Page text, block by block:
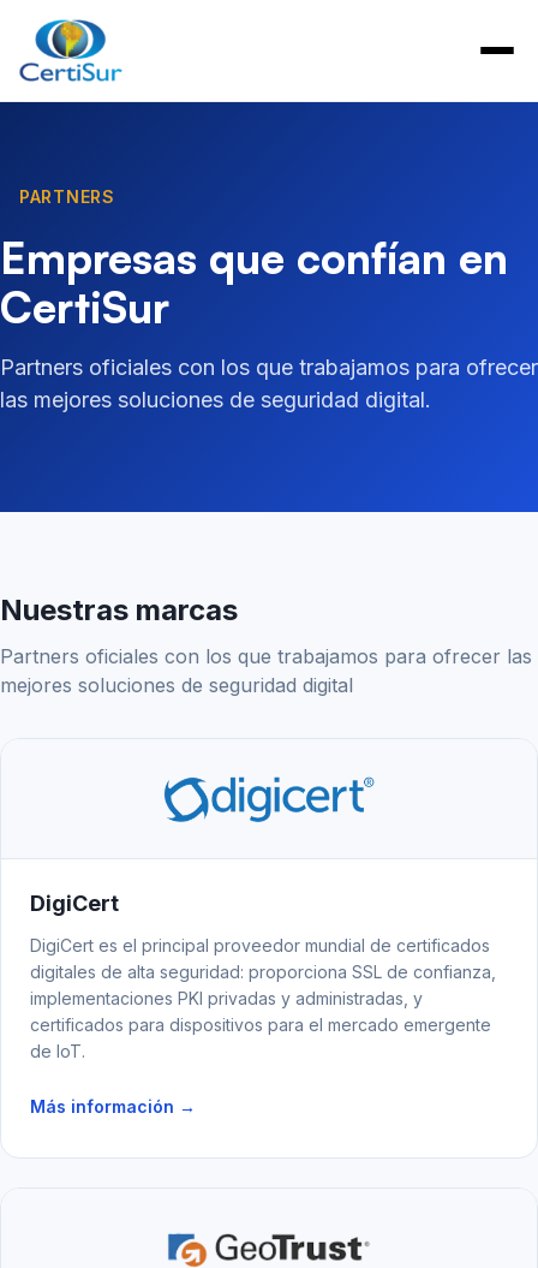
PARTNERS
Empresas que confían en
CertiSur
Partners oficiales con los que trabajamos para ofrecer
las mejores soluciones de seguridad digital.
Nuestras marcas
Partners oficiales con los que trabajamos para ofrecer las
mejores soluciones de seguridad digital
DigiCert
DigiCert es el principal proveedor mundial de certificados
digitales de alta seguridad: proporciona SSL de confianza,
implementaciones PKI privadas y administradas, y
certificados para dispositivos para el mercado emergente
de IoT.
Más información →